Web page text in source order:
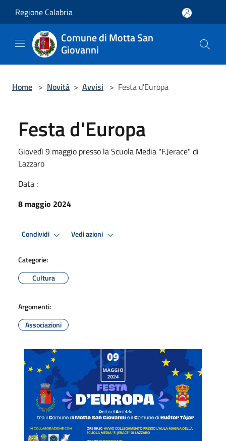
Regione Calabria
Comune di Motta San
Giovanni
Home > Novità > Avvisi > Festa d'Europa
Festa d'Europa
Giovedì 9 maggio presso la Scuola Media "F.Jerace" di
Lazzaro
Data :
8 maggio 2024
Condividi Vedi azioni
Categorie:
Cultura
Argomenti:
Associazioni